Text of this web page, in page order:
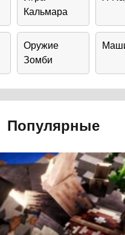
Кальмара
Оружие
Зомби
Популярные